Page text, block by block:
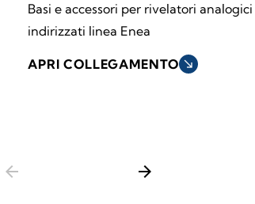
Basi e accessori per rivelatori analogici
indirizzati linea Enea
APRI COLLEGAMENTO south_east
arrow_back arrow_forward